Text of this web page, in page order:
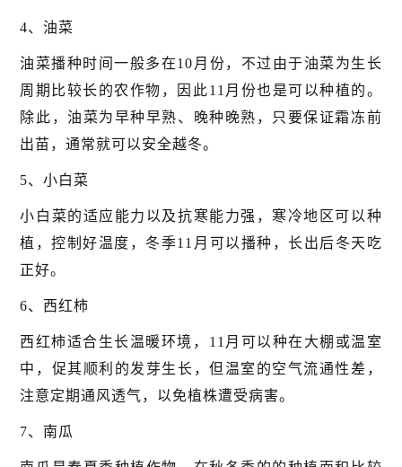
4、油菜
油菜播种时间一般多在10月份，不过由于油菜为生长
周期比较长的农作物，因此11月份也是可以种植的。
除此，油菜为早种早熟、晚种晚熟，只要保证霜冻前
出苗，通常就可以安全越冬。
5、小白菜
小白菜的适应能力以及抗寒能力强，寒冷地区可以种
植，控制好温度，冬季11月可以播种，长出后冬天吃
正好。
6、西红柿
西红柿适合生长温暖环境，11月可以种在大棚或温室
中，促其顺利的发芽生长，但温室的空气流通性差，
注意定期通风透气，以免植株遭受病害。
7、南瓜